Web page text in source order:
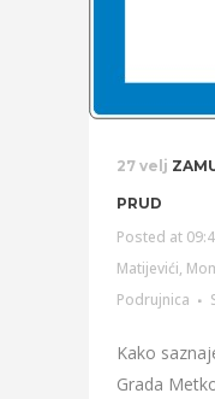
27 velj
PRUD
Posted at
Matijevići,
Podrujnica
Kako
Grada